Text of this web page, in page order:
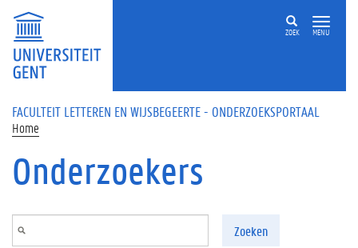
Overslaan en naar de inhoud gaan
ZOEK MENU
FACULTEIT LETTEREN EN WIJSBEGEERTE - ONDERZOEKSPORTAAL
Home
Onderzoekers
Zoeken